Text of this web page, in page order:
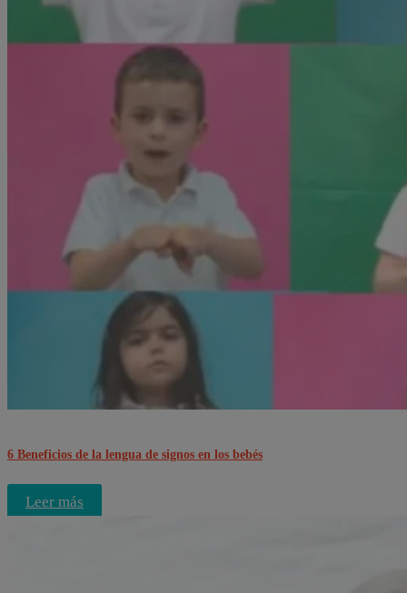
6 Beneficios de la lengua de signos en los bebés
Leer más